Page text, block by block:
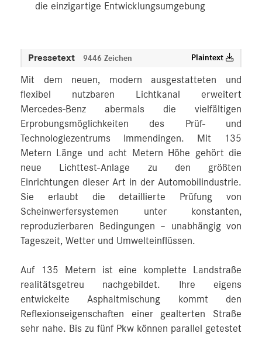
die einzigartige Entwicklungsumgebung
Pressetext 9446 Zeichen Plaintext
Mit dem neuen, modern ausgestatteten und
flexibel nutzbaren Lichtkanal erweitert
Mercedes‑Benz abermals die vielfältigen
Erprobungsmöglichkeiten des Prüf- und
Technologiezentrums Immendingen. Mit 135
Metern Länge und acht Metern Höhe gehört die
neue Lichttest-Anlage zu den größten
Einrichtungen dieser Art in der Automobilindustrie.
Sie erlaubt die detaillierte Prüfung von
Scheinwerfersystemen unter konstanten,
reproduzierbaren Bedingungen – unabhängig von
Tageszeit, Wetter und Umwelteinflüssen.
Auf 135 Metern ist eine komplette Landstraße
realitätsgetreu nachgebildet. Ihre eigens
entwickelte Asphaltmischung kommt den
Reflexionseigenschaften einer gealterten Straße
sehr nahe. Bis zu fünf Pkw können parallel getestet